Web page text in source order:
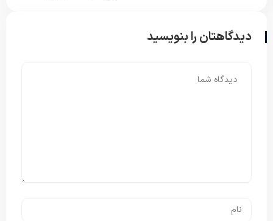
دیدگاهتان را بنویسید